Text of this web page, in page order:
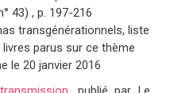
43) , p. 197-216
transgénérationnels, liste
parus sur ce thème
le 20 janvier 2016